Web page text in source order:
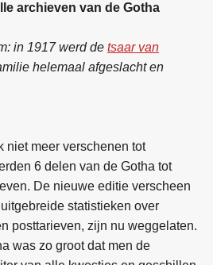
archieven van de Gotha
in 1917 werd de tsaar van
helemaal afgeslacht en
niet meer verschenen tot
6 delen van de Gotha tot
De nieuwe editie verscheen
statistieken over
posttarieven, zijn nu weggelaten.
was zo groot dat men de